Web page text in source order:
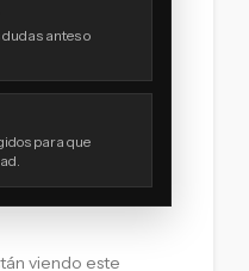
antes o
para que
viendo este